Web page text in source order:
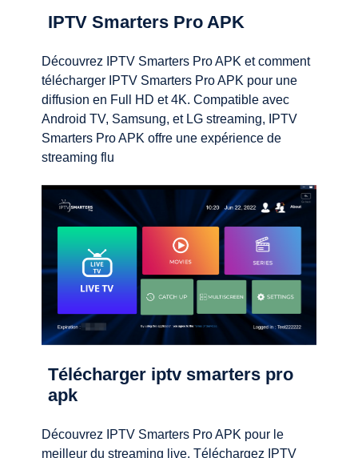
IPTV Smarters Pro APK
Découvrez IPTV Smarters Pro APK et comment
télécharger IPTV Smarters Pro APK pour une
diffusion en Full HD et 4K. Compatible avec
Android TV, Samsung, et LG streaming, IPTV
Smarters Pro APK offre une expérience de
streaming flu
Télécharger iptv smarters pro
apk
Découvrez IPTV Smarters Pro APK pour le
meilleur du streaming live. Téléchargez IPTV